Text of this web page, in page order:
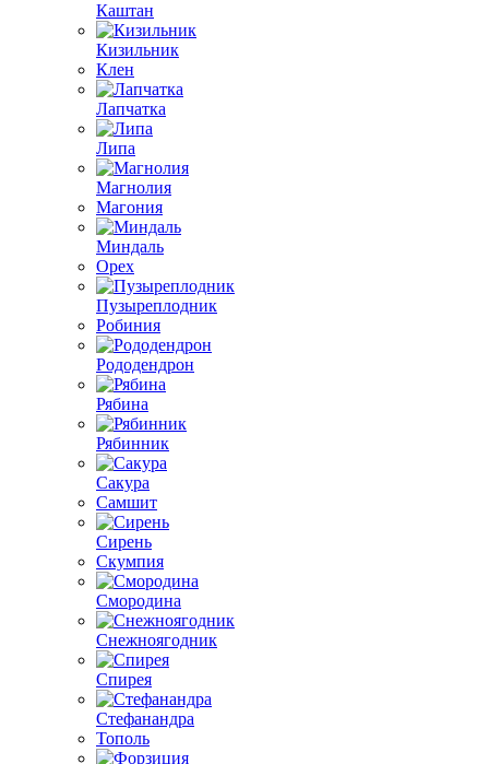
Каштан
Кизильник
Клен
Лапчатка
Липа
Магнолия
Магония
Миндаль
Орех
Пузыреплодник
Робиния
Рододендрон
Рябина
Рябинник
Сакура
Самшит
Сирень
Скумпия
Смородина
Снежноягодник
Спирея
Стефанандра
Тополь